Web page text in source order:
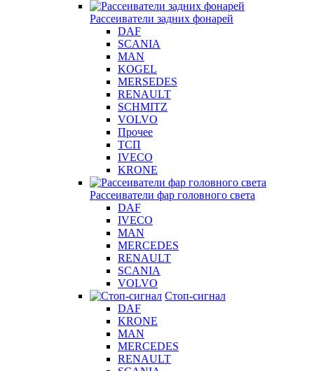
Рассеиватели задних фонарей
DAF
SCANIA
MAN
KOGEL
MERSEDES
RENAULT
SCHMITZ
VOLVO
Прочее
ТСП
IVECO
KRONE
Рассеиватели фар головного света
DAF
IVECO
MAN
MERCEDES
RENAULT
SCANIA
VOLVO
Стоп-сигнал
DAF
KRONE
MAN
MERCEDES
RENAULT